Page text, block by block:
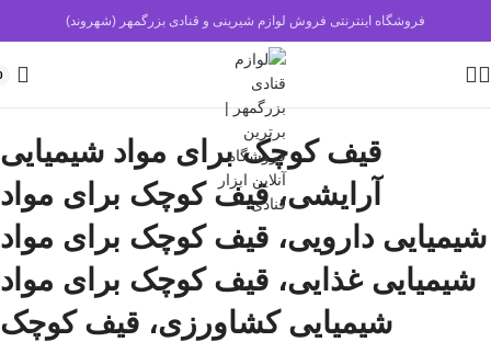
فروشگاه اینترنتی فروش لوازم شیرینی و قنادی بزرگمهر (شهروند)
قیف کوچک برای مواد شیمیایی
آرایشی، قیف کوچک برای مواد
شیمیایی دارویی، قیف کوچک برای مواد
شیمیایی غذایی، قیف کوچک برای مواد
شیمیایی کشاورزی، قیف کوچک